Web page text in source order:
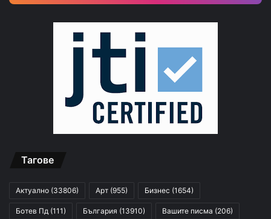
Тагове
Актуално (33806) Арт (955) Бизнес (1654)
Ботев Пд (111) България (13910) Вашите писма (206)